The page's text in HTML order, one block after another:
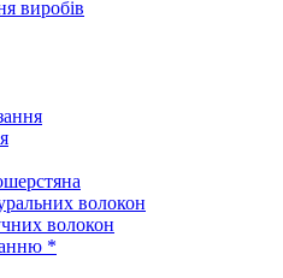
виробів
волокон
волокон
*